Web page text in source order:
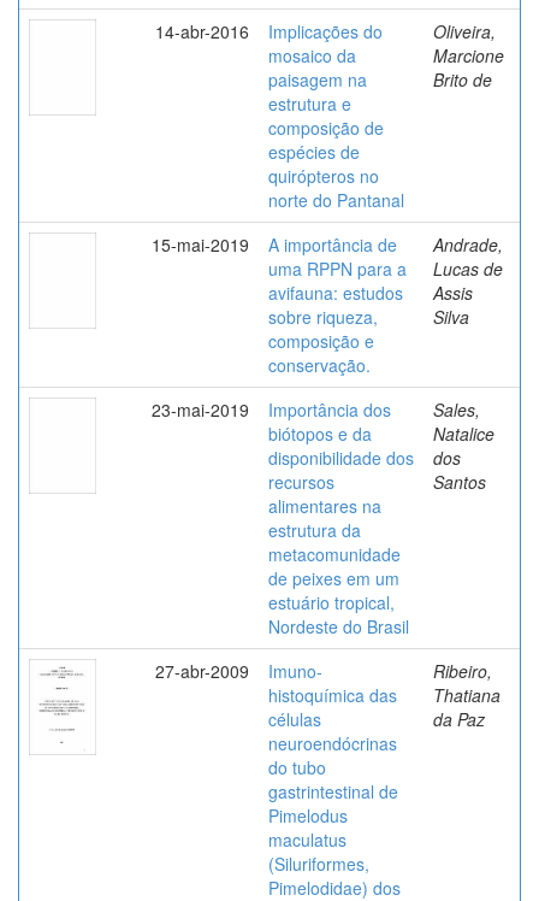
14-abr-2016
Implicações do
mosaico da
paisagem na
estrutura e
composição de
espécies de
quirópteros no
norte do Pantanal
Oliveira,
Marcione
Brito de
15-mai-2019
A importância de
uma RPPN para a
avifauna: estudos
sobre riqueza,
composição e
conservação.
Andrade,
Lucas de
Assis
Silva
23-mai-2019
Importância dos
biótopos e da
disponibilidade dos
recursos
alimentares na
estrutura da
metacomunidade
de peixes em um
estuário tropical,
Nordeste do Brasil
Sales,
Natalice
dos
Santos
27-abr-2009
Imuno-
histoquímica das
células
neuroendócrinas
do tubo
gastrintestinal de
Pimelodus
maculatus
(Siluriformes,
Pimelodidae) dos
Ribeiro,
Thatiana
da Paz